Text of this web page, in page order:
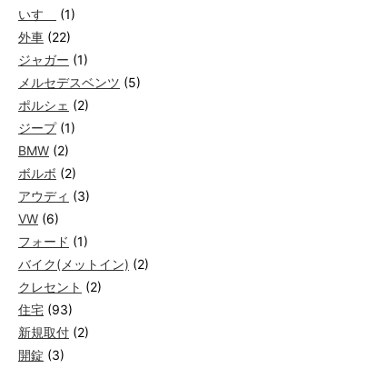
いすゞ
(1)
外車 (22)
ジャガー (1)
メルセデスベンツ (5)
ポルシェ (2)
ジープ(1)
BMW (2)
ボルボ (2)
アウディ (3)
VW (6)
フォード (1)
バイク(メットイン) (2)
クレセント (2)
住宅 (93)
新規取付 (2)
開錠 (3)